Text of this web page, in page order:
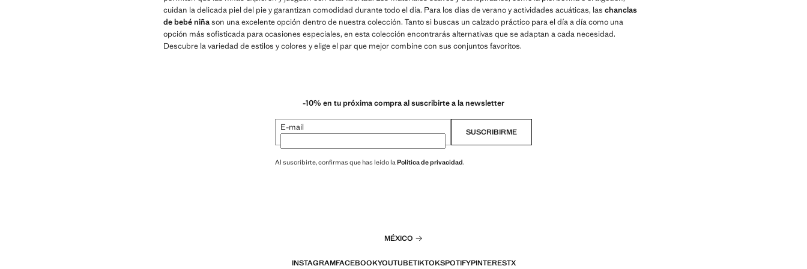
cuidan la delicada piel del pie y garantizan comodidad durante todo el día. Para los días de verano y actividades acuáticas, las chanclas
de bebé niñason una excelente opción dentro de nuestra colección. Tanto si buscas un calzado práctico para el día a día como una
opción más sofisticada para ocasiones especiales, en esta colección encontrarás alternativas que se adaptan a cada necesidad.
Descubre la variedad de estilos y colores y elige el par que mejor combine con sus conjuntos favoritos.
-10% en tu próxima compra al suscribirte a la newsletter
E-mail SUSCRIBIRME
Al suscribirte, confirmas que has leído la Política de privacidad.
MÉXICO
INSTAGRAMFACEBOOKYOUTUBETIKTOKSPOTIFYPINTERESTX